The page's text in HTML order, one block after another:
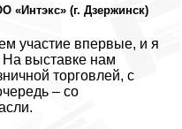
«Интэкс» (г. Дзержинск)
участие впервые, и я
На выставке нам
торговлей, с
– со